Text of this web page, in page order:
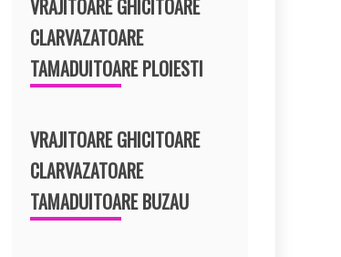
VRAJITOARE GHICITOARE
CLARVAZATOARE
TAMADUITOARE PLOIESTI
VRAJITOARE GHICITOARE
CLARVAZATOARE
TAMADUITOARE BUZAU